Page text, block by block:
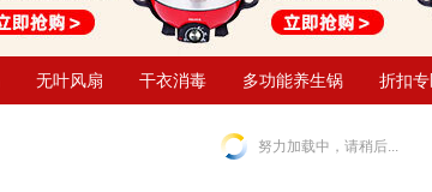
无叶风扇 干衣消毒 多功能养生锅 折扣
努力加载中，请稍后...